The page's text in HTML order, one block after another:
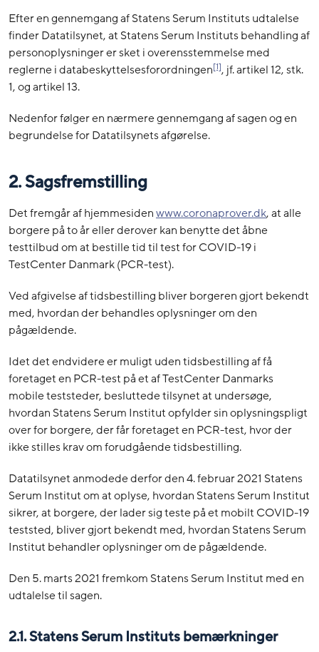
Efter en gennemgang af Statens Serum Instituts udtalelse
finder Datatilsynet, at Statens Serum Instituts behandling af
personoplysninger er sket i overensstemmelse med
reglerne i databeskyttelsesforordningen[1], jf. artikel 12, stk.
1, og artikel 13.
Nedenfor følger en nærmere gennemgang af sagen og en
begrundelse for Datatilsynets afgørelse.
2. Sagsfremstilling
Det fremgår af hjemmesidenwww.coronaprover.dk, at alle
borgere på to år eller derover kan benytte det åbne
testtilbud om at bestille tid til test for COVID-19 i
TestCenter Danmark (PCR-test).
Ved afgivelse af tidsbestilling bliver borgeren gjort bekendt
med, hvordan der behandles oplysninger om den
pågældende.
Idet det endvidere er muligt uden tidsbestilling af få
foretaget en PCR-test på et af TestCenter Danmarks
mobile teststeder, besluttede tilsynet at undersøge,
hvordan Statens Serum Institut opfylder sin oplysningspligt
over for borgere, der får foretaget en PCR-test, hvor der
ikke stilles krav om forudgående tidsbestilling.
Datatilsynet anmodede derfor den 4. februar 2021 Statens
Serum Institut om at oplyse, hvordan Statens Serum Institut
sikrer, at borgere, der lader sig teste på et mobilt COVID-19
teststed, bliver gjort bekendt med, hvordan Statens Serum
Institut behandler oplysninger om de pågældende.
Den 5. marts 2021 fremkom Statens Serum Institut med en
udtalelse til sagen.
2.1. Statens Serum Instituts bemærkninger